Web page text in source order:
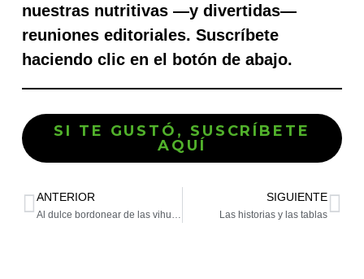
nuestras nutritivas —y divertidas—
reuniones editoriales. Suscríbete
haciendo clic en el botón de abajo.
SI TE GUSTÓ, SUSCRÍBETE
AQUÍ
ANTERIOR
Al dulce bordonear de las vihuelas
SIGUIENTE
Las historias y las tablas